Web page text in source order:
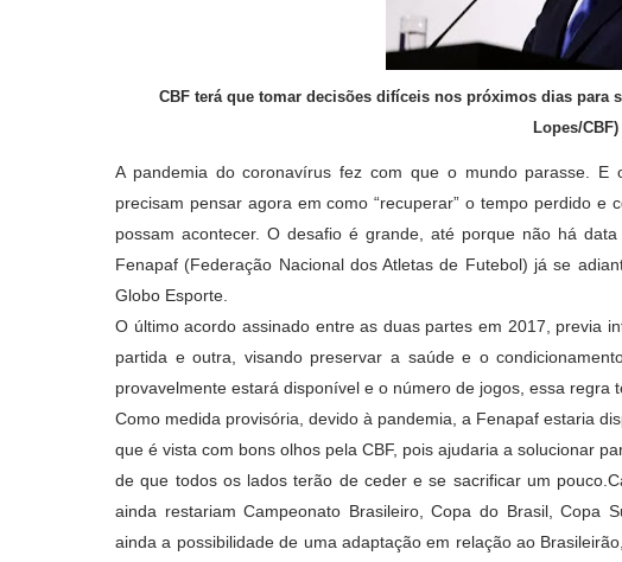
CBF terá que tomar decisões difíceis nos próximos dias para
Lopes/CBF)
A pandemia do coronavírus fez com que o mundo parasse.
precisam pensar agora em como “recuperar” o tempo perdido
possam acontecer. O desafio é grande, até porque não há
Fenapaf (Federação Nacional dos Atletas de Futebol) já se
Globo Esporte.
O último acordo assinado entre as duas partes em 2017, previa
partida e outra, visando preservar a saúde e o
provavelmente estará disponível e o número de jogos, essa regra
Como medida provisória, devido à pandemia, a Fenapaf estaria
que é vista com bons olhos pela CBF, pois ajudaria a solucionar
de que todos os lados terão de ceder e se sacrificar um
ainda restariam Campeonato Brasileiro, Copa do Brasil, Copa
ainda a possibilidade de uma adaptação em relação ao